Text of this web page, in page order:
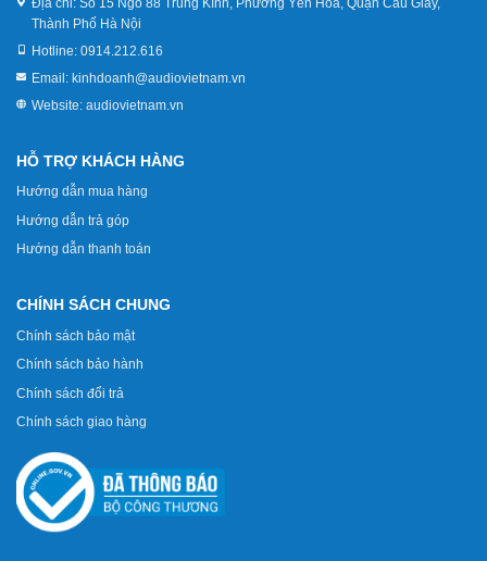
Thành Phố Hà Nội
Hotline: 0914.212.616
Email: kinhdoanh@audiovietnam.vn
Website: audiovietnam.vn
HỖ TRỢ KHÁCH HÀNG
Hướng dẫn mua hàng
Hướng dẫn trả góp
Hướng dẫn thanh toán
CHÍNH SÁCH CHUNG
Chính sách bảo mật
Chính sách bảo hành
Chính sách đổi trả
Chính sách giao hàng